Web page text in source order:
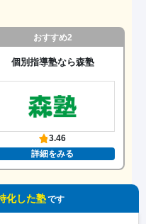
おすすめ2
個別指導塾なら森塾
3.46
詳細をみる
化した塾です